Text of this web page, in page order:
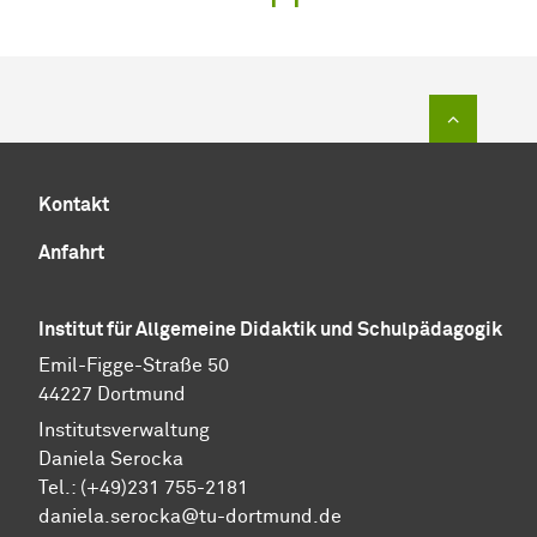
Kontakt
Anfahrt
Institut für Allgemeine Didaktik und Schulpädagogik
Emil-Figge-Straße 50
44227 Dortmund
Institutsverwaltung
Daniela Serocka
Tel.: (+49)231 755-2181
​​​​​​​daniela.serocka@tu-dortmund.de